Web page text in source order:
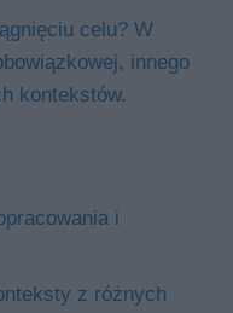
celu? W
innego
kontekstów.
i
z różnych